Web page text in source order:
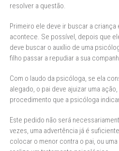
resolver a questão.
Primeiro ele deve ir buscar a
acontece. Se possível, depois que
deve buscar o auxílio de uma
filho passar a repudiar a sua
Com o laudo da psicóloga, se ela
alegado, o pai deve ajuizar uma
procedimento que a psicóloga
Este pedido não será
vezes, uma advertência já é
colocar o menor contra o pai, ou